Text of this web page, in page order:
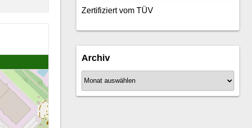
Zertifiziert vom TÜV
Archiv
A
r